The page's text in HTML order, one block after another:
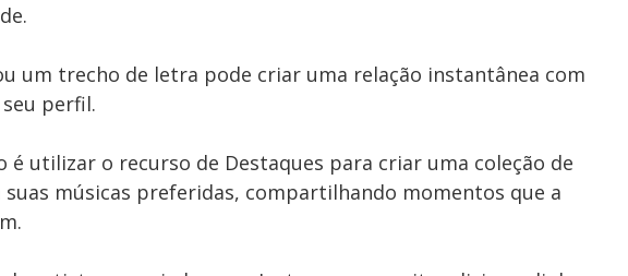
um trecho de letra pode criar uma relação instantânea com
perfil.
é utilizar o recurso de Destaques para criar uma coleção de
suas músicas preferidas, compartilhando momentos que a